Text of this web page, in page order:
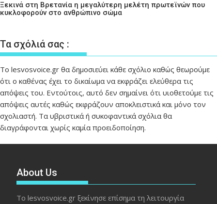
Ξεκινά στη Βρετανία η μεγαλύτερη μελέτη πρωτεϊνών που
κυκλοφορούν στο ανθρώπινο σώμα
Τα σχόλιά σας :
Το lesvosvoice.gr θα δημοσιεύει κάθε σχόλιο καθώς θεωρούμε
ότι ο καθένας έχει το δικαίωμα να εκφράζει ελεύθερα τις
απόψεις του. Εντούτοις, αυτό δεν σημαίνει ότι υιοθετούμε τις
απόψεις αυτές καθώς εκφράζουν αποκλειστικά και μόνο τον
σχολιαστή. Τα υβριστικά ή συκοφαντικά σχόλια θα
διαγράφονται χωρίς καμία προειδοποίηση.
About Us
Το lesvosvoice.gr ξεκίνησε επίσημα τη λειτουργία